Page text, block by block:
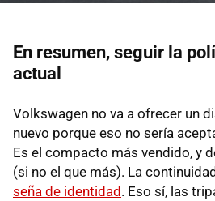
En resumen, seguir la
actual
Volkswagen no va a ofrecer un
nuevo porque eso no sería
Es el compacto más vendido, y
(si no el que más). La
seña de identidad . Eso sí, las